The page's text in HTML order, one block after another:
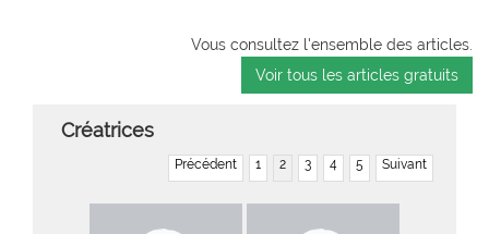
Vous consultez l'ensemble des articles.
Voir tous les articles gratuits
Créatrices
Précédent 1 2 3 4 5 Suivant